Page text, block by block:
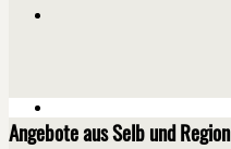
Angebote aus Selb und Region